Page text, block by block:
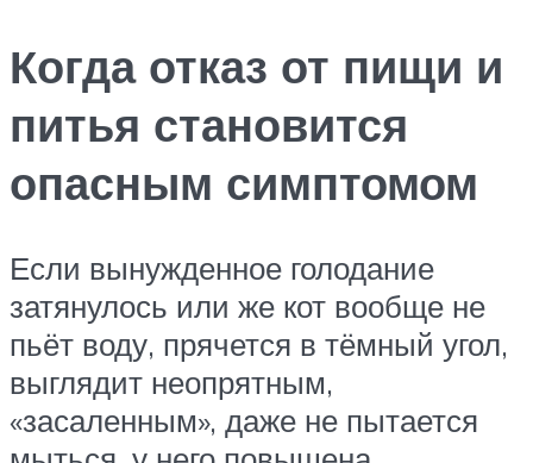
Когда отказ от пищи и
питья становится
опасным симптомом
Если вынужденное голодание
затянулось или же кот вообще не
пьёт воду, прячется в тёмный угол,
выглядит неопрятным,
«засаленным», даже не пытается